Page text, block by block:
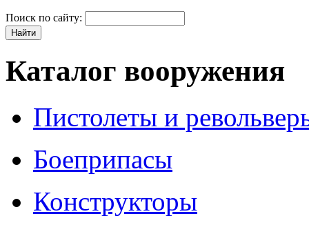
Поиск по сайту:
Каталог вооружения
Пистолеты и
Боеприпасы
Конструкторы